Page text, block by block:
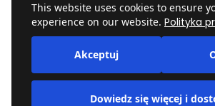
This website uses cookies to ensure
experience on our website. Polityka
Akceptuj
Dowiedz się więcej i